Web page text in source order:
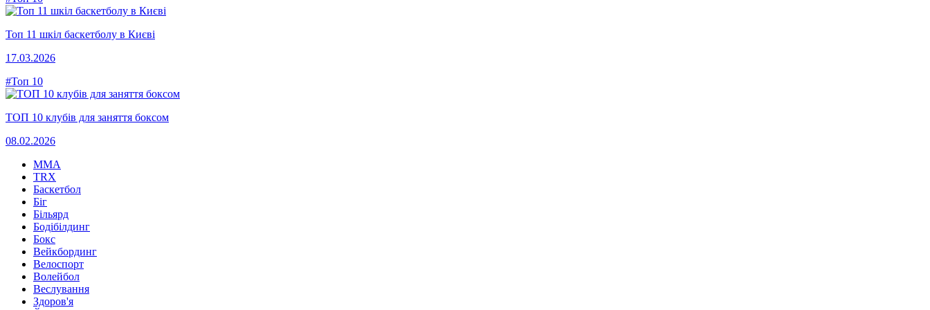
Топ 11 шкіл баскетболу в Києві
17.03.2026
#Топ 10
ТОП 10 клубів для заняття боксом
08.02.2026
MMA
TRX
Баскетбол
Біг
Більярд
Бодібілдинг
Бокс
Вейкбординг
Велоспорт
Волейбол
Веслування
Здоров'я